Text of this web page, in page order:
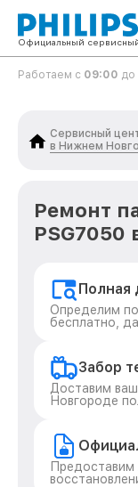
Официальный
Работаем с 09:00 до
Сервисный
в Нижнем
Ремонт
Полная
Определим
бесплатно,
Забор
Доставим
Новгороде
Предоставим